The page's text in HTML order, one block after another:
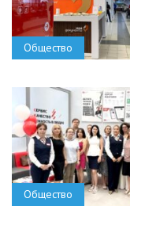
Общество
Общество